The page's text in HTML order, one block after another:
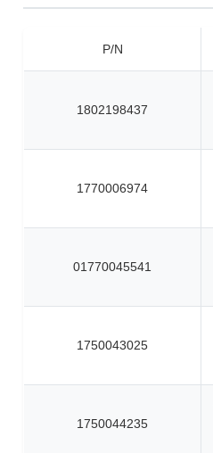
P/N
1802198437
1770006974
01770045541
1750043025
1750044235